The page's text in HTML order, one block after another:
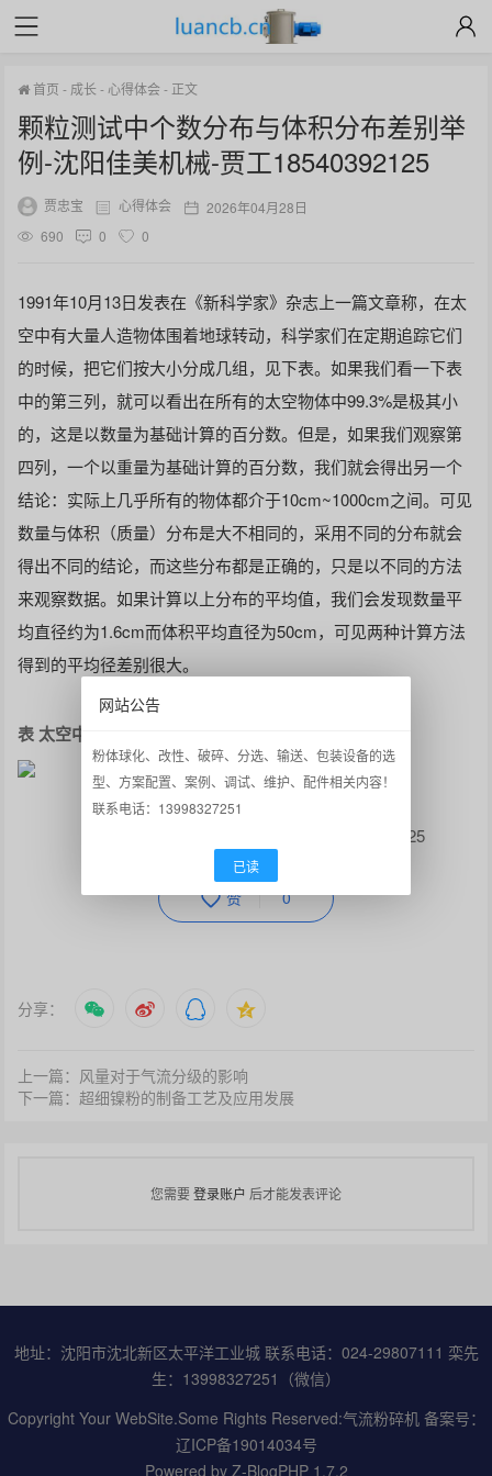
首页 - 成长 -心得体会 - 正文
颗粒测试中个数分布与体积分布差别举
例-沈阳佳美机械-贾工18540392125
贾忠宝 心得体会
2026年04月28日
690
0 0
1991年10月13日发表在《新科学家》杂志上一篇文章称，在太
空中有大量人造物体围着地球转动，科学家们在定期追踪它们
的时候，把它们按大小分成几组，见下表。如果我们看一下表
中的第三列，就可以看出在所有的太空物体中99.3%是极其小
的，这是以数量为基础计算的百分数。但是，如果我们观察第
四列，一个以重量为基础计算的百分数，我们就会得出另一个
结论：实际上几乎所有的物体都介于10cm~1000cm之间。可见
数量与体积（质量）分布是大不相同的，采用不同的分布就会
得出不同的结论，而这些分布都是正确的，只是以不同的方法
来观察数据。如果计算以上分布的平均值，我们会发现数量平
均直径约为1.6cm而体积平均直径为50cm，可见两种计算方法
得到的平均径差别很大。
表 太空中人造物体的大小分组
沈阳佳美-贾工18540392125
赞 0
分享：
上一篇：风量对于气流分级的影响
下一篇：超细镍粉的制备工艺及应用发展
您需要登录账户 后才能发表评论
地址：沈阳市沈北新区太平洋工业城 联系电话：024-29807111 栾先
生：13998327251（微信）
Copyright Your WebSite.Some Rights Reserved:气流粉碎机 备案号：
辽ICP备19014034号
Powered by Z-BlogPHP 1.7.2
网站公告
粉体球化、改性、破碎、分选、输送、包装设备的选
型、方案配置、案例、调试、维护、配件相关内容！
联系电话：13998327251
已读